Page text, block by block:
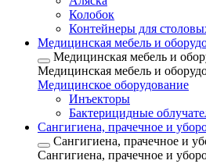
Колобок
Контейнеры для
Медицинская мебель и
Медицинская мебель и
Медицинская мебель и
Медицинское оборудование
Инъекторы
Бактерицидные
Сангигиена, прачечное и
Сангигиена, прачечное и
Сангигиена, прачечное и